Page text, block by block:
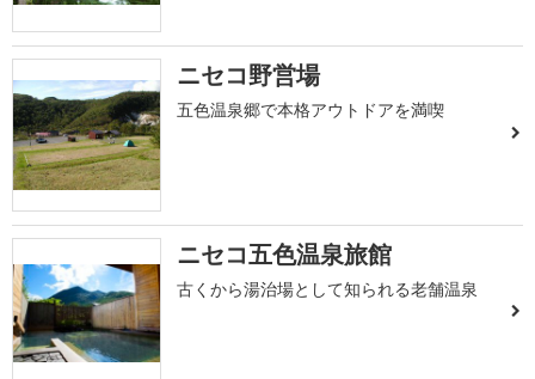
ニセコ野営場
五色温泉郷で本格アウトドアを満喫
ニセコ五色温泉旅館
古くから湯治場として知られる老舗温泉